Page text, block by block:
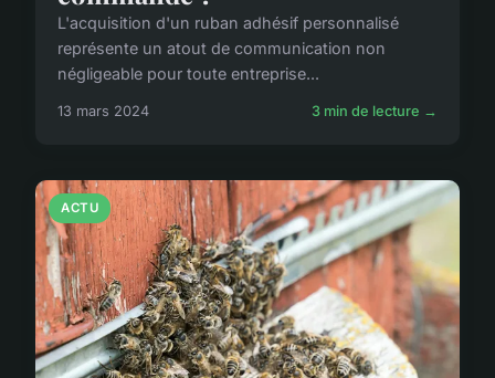
L'acquisition d'un ruban adhésif personnalisé
représente un atout de communication non
négligeable pour toute entreprise...
13 mars 2024 3 min de lecture →
ACTU